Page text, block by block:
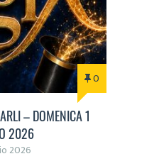
0
– DOMENICA 1
2026
2026